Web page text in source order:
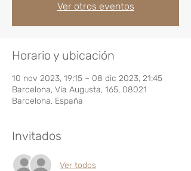
Ver otros eventos
Horario y ubicación
10 nov 2023, 19:15 – 08 dic 2023, 21:45
Barcelona, Via Augusta, 165, 08021
Barcelona, España
Invitados
Ver todos